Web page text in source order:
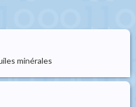
minérales